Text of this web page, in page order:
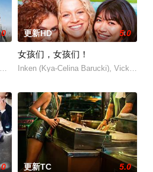
颜宝(森美 饰)，偶然遇到了一间租约为一
电影教授搭档陷入了一场真实的谜案
初期当红的韩国流行三人团体。如今，三
更新HD 5.0
女孩们，女孩们！
Inken (Kya-Celina Barucki), Vicky
更新TC 5.0